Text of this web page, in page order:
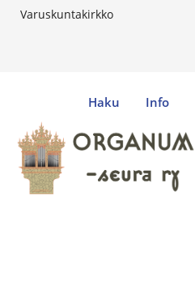
Varuskuntakirkko
Haku Info